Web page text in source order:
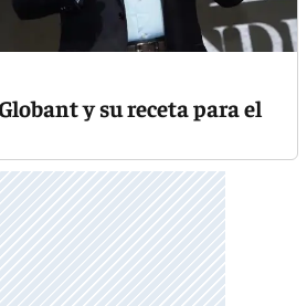
y su receta para el